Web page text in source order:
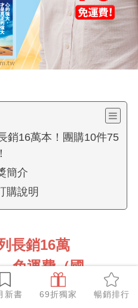
新書 69折獨家 暢銷排行
銷16萬本！團購10件75
簡介
購說明
長銷16萬
免運費（國
商
品